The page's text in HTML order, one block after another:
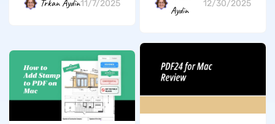
Trkan Aydin11/7/2025
Aydin
12/30/2025